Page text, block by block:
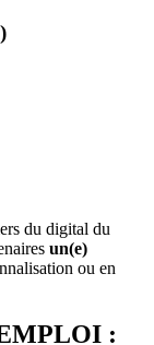
du digital du
un(e)
ou en
: